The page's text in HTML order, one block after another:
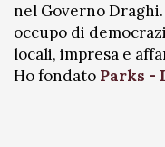
nel Governo
occupo di
locali, impresa e
Ho fondato Parks -